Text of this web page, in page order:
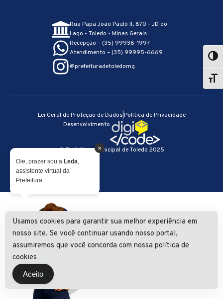
Rua Papa João Paulo II, 870 - JD do
Lago - Toledo - Minas Gerais
Recepção – (35) 99938-1997
Atendimento – (35) 99995-6669
@prefeituradetoledomg
© Prefeitura Municipal de Toledo 2025
Lei Geral de Proteção de Dados|Política de Privacidade
Desenvolvimento
×
Oie, prazer sou a Leda,
assistente virtual da
Prefeitura
Usamos cookies para garantir sua melhor experiência em
nosso site. Se você continuar usando nosso portal,
assumiremos que você concorda com nossa política de
cookies
Aceito